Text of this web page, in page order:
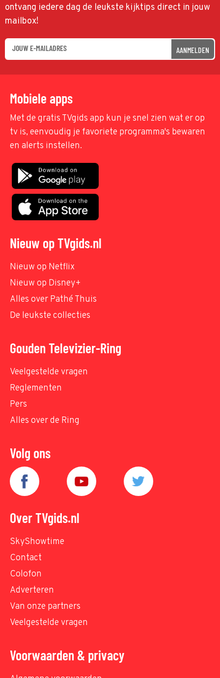
ontvang iedere dag de leukste kijktips direct in jouw
mailbox!
AANMELDEN
Mobiele apps
Met de gratis TVgids app kun je snel zien wat er op
tv is, eenvoudig je favoriete programma's bewaren
en alerts instellen.
Nieuw op TVgids.nl
Nieuw op Netflix
Nieuw op Disney+
Alles over Pathé Thuis
De leukste collecties
Gouden Televizier-Ring
Veelgestelde vragen
Reglementen
Pers
Alles over de Ring
Volg ons
Over TVgids.nl
SkyShowtime
Contact
Colofon
Adverteren
Van onze partners
Veelgestelde vragen
Voorwaarden & privacy